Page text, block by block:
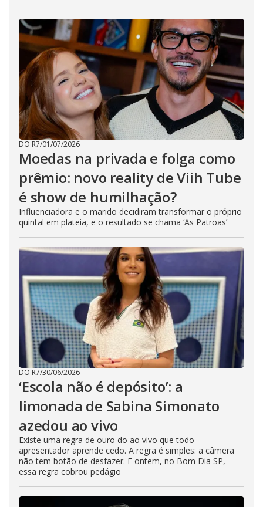
DO R7/01/07/2026
Moedas na privada e folga como
prêmio: novo reality de Viih Tube
é show de humilhação?
Influenciadora e o marido decidiram transformar o próprio
quintal em plateia, e o resultado se chama ‘As Patroas’
DO R7/30/06/2026
‘Escola não é depósito’: a
limonada de Sabina Simonato
azedou ao vivo
Existe uma regra de ouro do ao vivo que todo
apresentador aprende cedo. A regra é simples: a câmera
não tem botão de desfazer. E ontem, no Bom Dia SP,
essa regra cobrou pedágio